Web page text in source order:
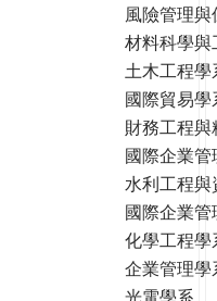
風險管理
材料科學與
土木工程學
國際貿易學
財務工程
國際企業
水利工程
國際企業
化學工程學
企業管理學
光電學系